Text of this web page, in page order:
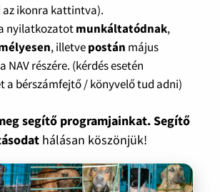
az ikonra kattintva).
nyilatkozatotmunkáltatódnak,
, illetvepostán május
NAV részére. (kérdés esetén
a bérszámfejtő / könyvelő tud adni)
segítő programjainkat. Segítő
hálásan köszönjük!